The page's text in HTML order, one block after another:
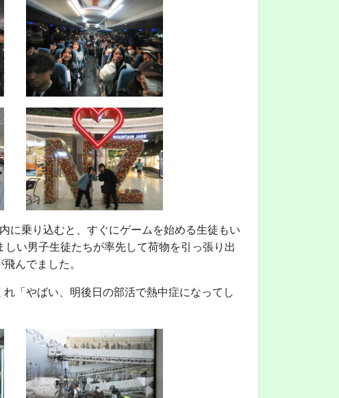
に乗り込むと、すぐにゲームを始める生徒もい
い男子生徒たちが率先して荷物を引っ張り出
んでました。
「やばい、明後日の部活で熱中症になってし